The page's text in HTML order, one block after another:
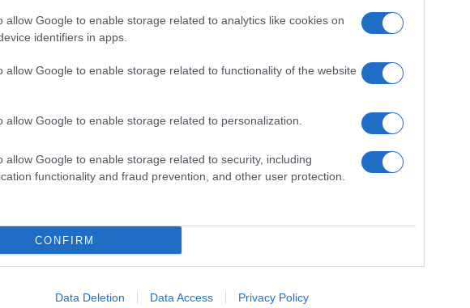
allow Google to enable storage related to analytics like cookies on
identifiers in apps.
allow Google to enable storage related to functionality of the website
allow Google to enable storage related to personalization.
allow Google to enable storage related to security, including
functionality and fraud prevention, and other user protection.
CONFIRM
Data Deletion Data Access Privacy Policy
con un vigile che ha voluto che esibissi il
giornalisti, c’è anche da capire se la pubblicità politica
ovvero se può stare ferma, nello stesso punto
nei confronti del presidente Nicola Franco, anche se
seppur non creasse problemi a nessuno,
quasi una forzatura…